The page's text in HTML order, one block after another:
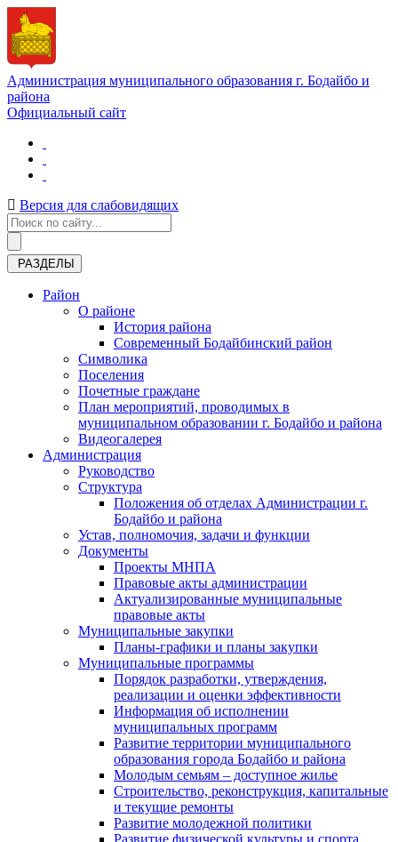
Администрация муниципального образования г. Бодайбо и
района
Официальный сайт
Версия для слабовидящих
РАЗДЕЛЫ
Район
О районе
История района
Современный Бодайбинский район
Символика
Поселения
Почетные граждане
План мероприятий, проводимых в
муниципальном образовании г. Бодайбо и района
Видеогалерея
Администрация
Руководство
Структура
Положения об отделах Администрации г.
Бодайбо и района
Устав, полномочия, задачи и функции
Документы
Проекты МНПА
Правовые акты администрации
Актуализированные муниципальные
правовые акты
Муниципальные закупки
Планы-графики и планы закупки
Муниципальные программы
Порядок разработки, утверждения,
реализации и оценки эффективности
Информация об исполнении
муниципальных программ
Развитие территории муниципального
образования города Бодайбо и района
Молодым семьям – доступное жилье
Строительство, реконструкция, капитальные
и текущие ремонты
Развитие молодежной политики
Развитие физической культуры и спорта